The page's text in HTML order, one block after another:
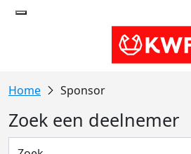
Sponsor
Zoek een deelnemer